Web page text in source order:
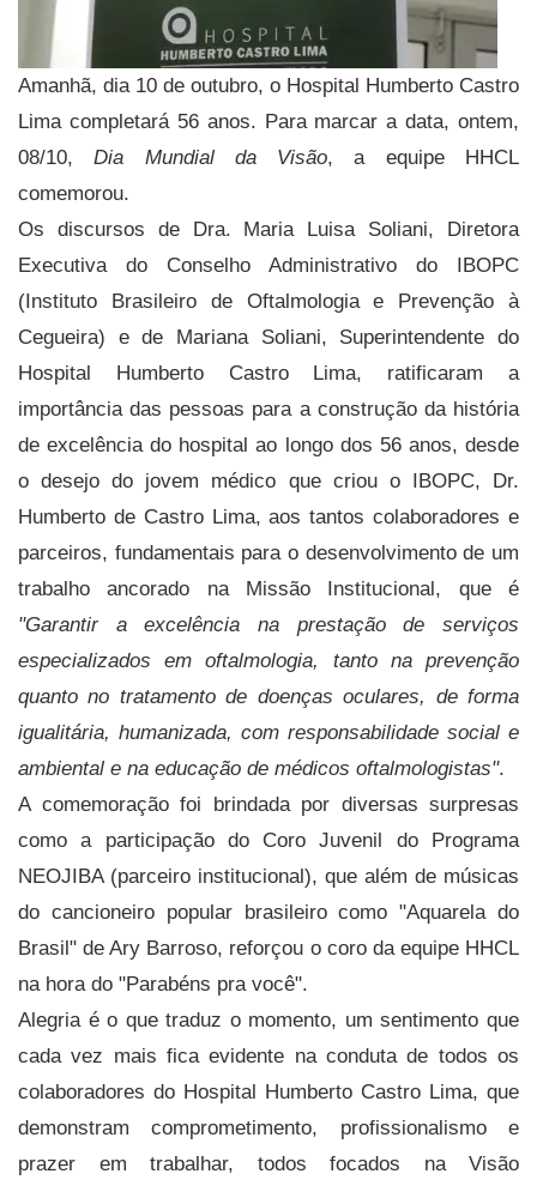
Amanhã, dia 10 de outubro, o Hospital Humberto Castro
Lima completará 56 anos. Para marcar a data, ontem,
08/10,Dia Mundial da Visão, a equipe HHCL
comemorou.
Os discursos de Dra. Maria Luisa Soliani, Diretora
Executiva do Conselho Administrativo do IBOPC
(Instituto Brasileiro de Oftalmologia e Prevenção à
Cegueira) e de Mariana Soliani, Superintendente do
Hospital Humberto Castro Lima, ratificaram a
importância das pessoas para a construção da história
de excelência do hospital ao longo dos 56 anos, desde
o desejo do jovem médico que criou o IBOPC, Dr.
Humberto de Castro Lima, aos tantos colaboradores e
parceiros, fundamentais para o desenvolvimento de um
trabalho ancorado na Missão Institucional, que é
"Garantir a excelência na prestação de serviços
especializados em oftalmologia, tanto na prevenção
quanto no tratamento de doenças oculares, de forma
igualitária, humanizada, com responsabilidade social e
ambiental e na educação de médicos oftalmologistas".
A comemoração foi brindada por diversas surpresas
como a participação do Coro Juvenil do Programa
NEOJIBA (parceiro institucional), que além de músicas
do cancioneiro popular brasileiro como "Aquarela do
Brasil" de Ary Barroso, reforçou o coro da equipe HHCL
na hora do "Parabéns pra você".
Alegria é o que traduz o momento, um sentimento que
cada vez mais fica evidente na conduta de todos os
colaboradores do Hospital Humberto Castro Lima, que
demonstram comprometimento, profissionalismo e
prazer em trabalhar, todos focados na Visão